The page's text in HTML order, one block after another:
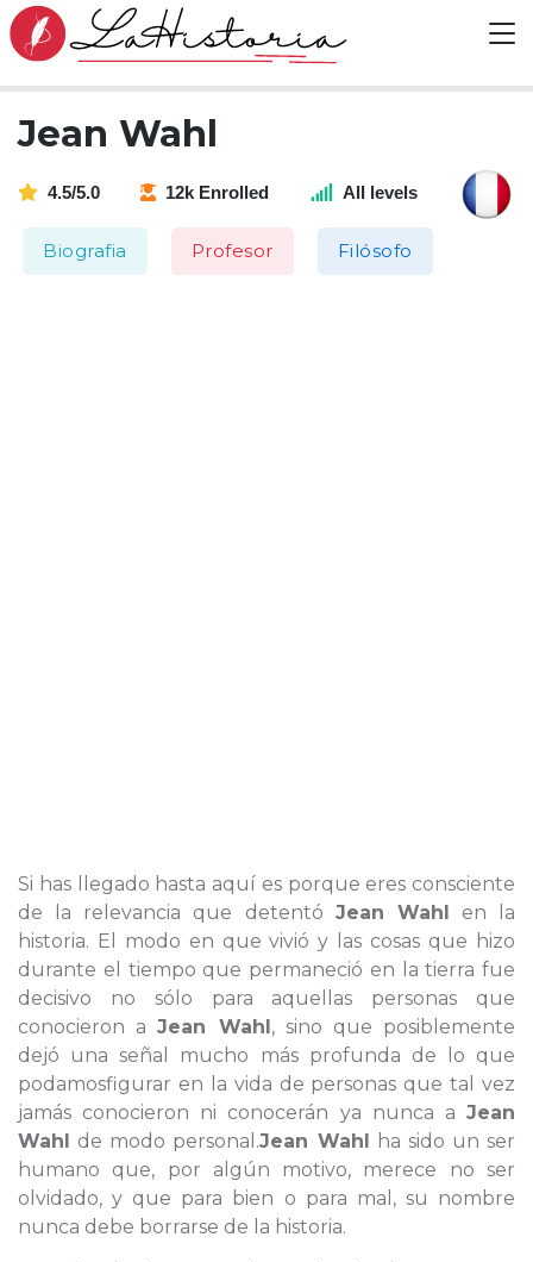
Jean Wahl
4.5/5.0 12k Enrolled All levels
Biografia Profesor Filósofo
Si has llegado hasta aquí es porque eres consciente
de la relevancia que detentó Jean Wahl en la
historia. El modo en que vivió y las cosas que hizo
durante el tiempo que permaneció en la tierra fue
decisivo no sólo para aquellas personas que
conocieron aJean Wahl, sino que posiblemente
dejó una señal mucho más profunda de lo que
podamosfigurar en la vida de personas que tal vez
jamás conocieron ni conocerán ya nunca a Jean
Wahl de modo personal.Jean Wahl ha sido un ser
humano que, por algún motivo, merece no ser
olvidado, y que para bien o para mal, su nombre
nunca debe borrarse de la historia.